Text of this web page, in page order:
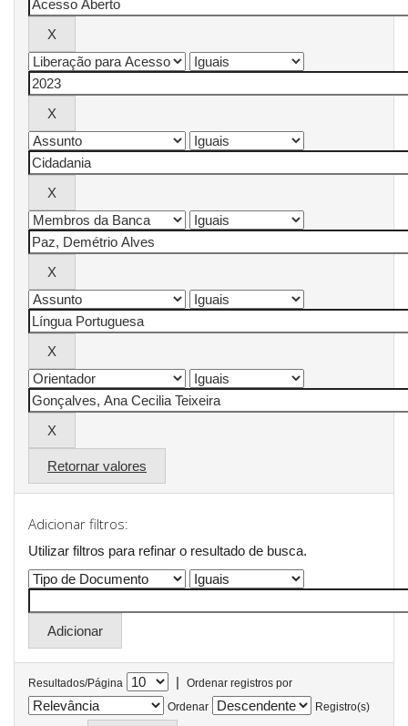
Retornar valores
Adicionar filtros:
Utilizar filtros para refinar o resultado de busca.
Resultados/Página |
Ordenar registros por
Ordenar
Registro(s)